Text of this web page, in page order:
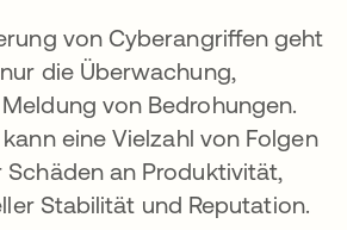
von Cyberangriffen geht
die Überwachung,
von Bedrohungen.
eine Vielzahl von Folgen
an Produktivität,
Stabilität und Reputation.